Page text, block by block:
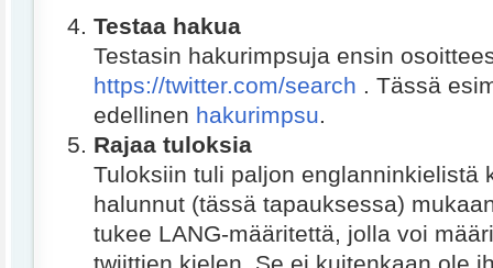
Testaa hakua
Testasin hakurimpsuja ensin
https://twitter.com/search . Tässä
edellinen hakurimpsu.
Rajaa tuloksia
Tuloksiin tuli paljon englanninkielistä
halunnut (tässä tapauksessa)
tukee LANG-määritettä, jolla voi